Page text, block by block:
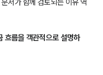
례
흐름을 객관적으로 설명하